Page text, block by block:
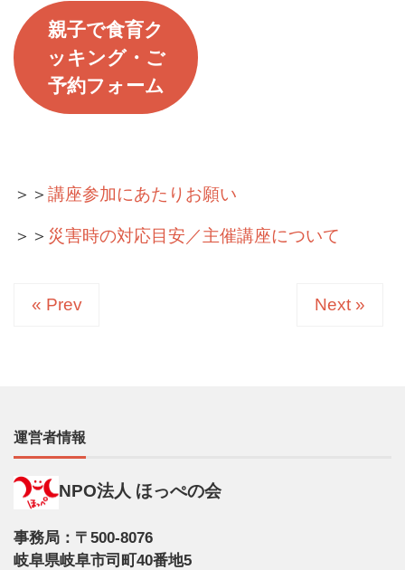
親子で食育ク
ッキング・ご
予約フォーム
＞＞ 講座参加にあたりお願い
＞＞ 災害時の対応目安／主催講座について
« Prev Next »
運営者情報
NPO法人 ほっぺの会
事務局：〒500-8076
岐阜県岐阜市司町40番地5